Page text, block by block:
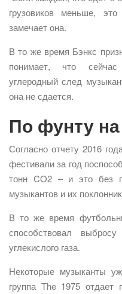
грузовиков меньше,
замечает она.
В то же время Бэнкс
понимает, что
углеродный след
она не сдается.
По фунту
Согласно отчету 2016
фестивали за год
тонн CO2 – и это без
музыкантов и их
В то же время
способствовал
углекислого газа.
Некоторые музыканты
группа The 1975 отдает